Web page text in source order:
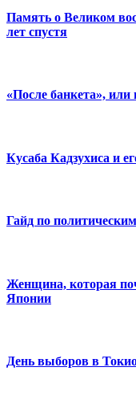
Память о Великом
лет спустя
«После банкета»,
Кусаба Кадзухиса и
Гайд по
Женщина, которая
Японии
День выборов в